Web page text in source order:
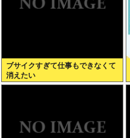
ブサイクすぎて仕事もできなくて
消えたい